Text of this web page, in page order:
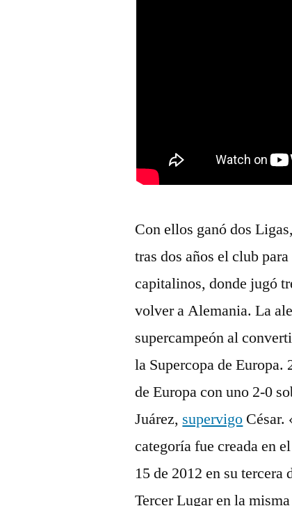
Con ellos ganó dos
tras dos años el club
capitalinos, donde jugó
volver a Alemania. La
supercampeón al
la Supercopa de Europa.
de Europa con uno 2-0
Juárez, supervigo César.
categoría fue creada en
15 de 2012 en su
Tercer Lugar en la